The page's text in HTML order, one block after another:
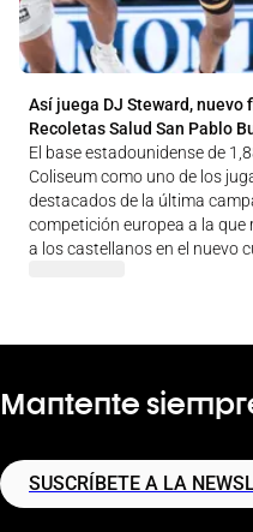
Así juega DJ Steward, nuevo
Recoletas Salud San Pablo
El base estadounidense de
Coliseum como uno de los
destacados de la última
competición europea a la
a los castellanos en el nuevo
Mantente
SUSCRÍBETE A LA